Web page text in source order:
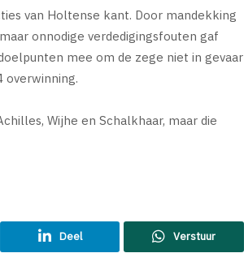
van Holtense kant. Door mandekking
onnodige verdedigingsfouten gaf
mee om de zege niet in gevaar
overwinning.
Wijhe en Schalkhaar, maar die
Deel Verstuur